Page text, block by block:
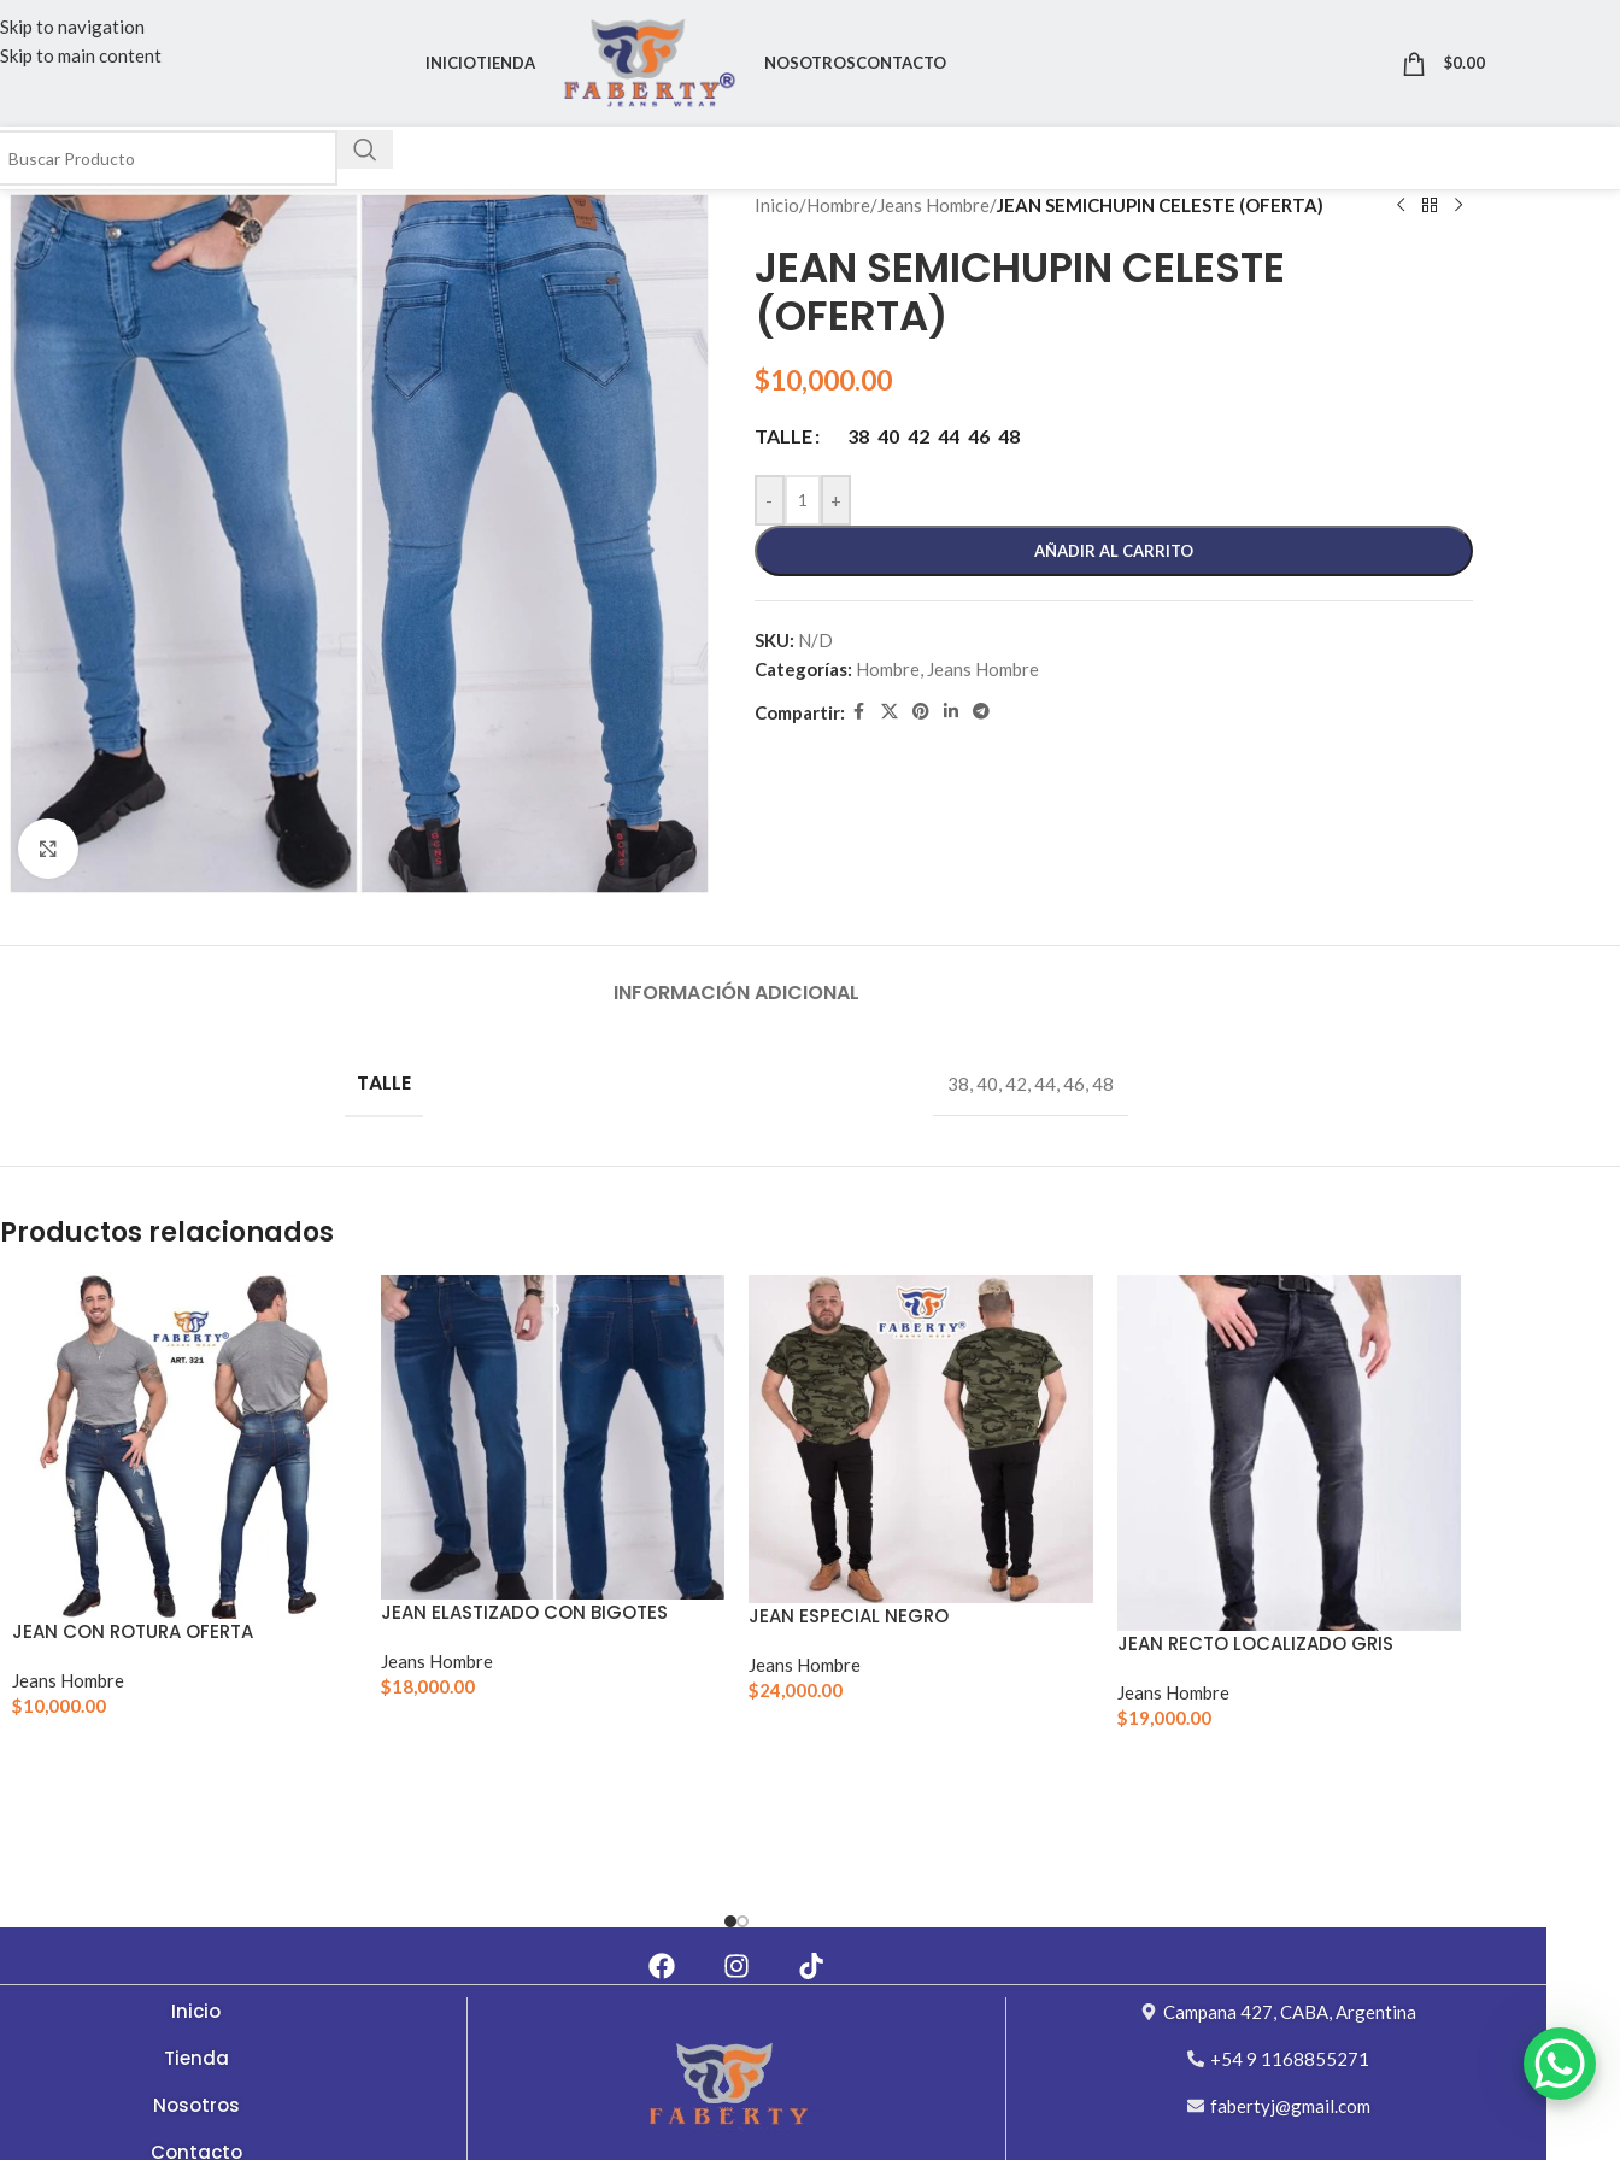
Skip to navigation
Skip to main content
INICIOTIENDA NOSOTROSCONTACTO $0.00
Vista completa
Inicio/Hombre/Jeans Hombre/JEAN SEMICHUPIN CELESTE (OFERTA)
JEAN SEMICHUPIN CELESTE
(OFERTA)
$10,000.00
TALLE 38 40 42 44 46 48
- +
AÑADIR AL CARRITO
SKU: N/D
Categorías: Hombre, Jeans Hombre
Compartir:
INFORMACIÓN ADICIONAL
TALLE 38,40,42,44,46,48
Productos relacionados
JEAN CON ROTURA OFERTA
Jeans Hombre
$10,000.00
JEAN ELASTIZADO CON BIGOTES
Jeans Hombre
$18,000.00
JEAN ESPECIAL NEGRO
Jeans Hombre
$24,000.00
JEAN RECTO LOCALIZADO GRIS
Jeans Hombre
$19,000.00
Inicio
Tienda
Nosotros
Contacto
Campana 427, CABA, Argentina
+54 9 1168855271
fabertyj@gmail.com